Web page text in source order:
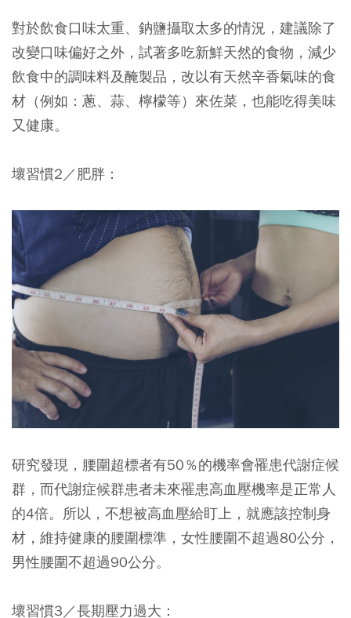
對於飲食口味太重、鈉鹽攝取太多的情況，建議除了
改變口味偏好之外，試著多吃新鮮天然的食物，減少
飲食中的調味料及醃製品，改以有天然辛香氣味的食
材（例如：蔥、蒜、檸檬等）來佐菜，也能吃得美味
又健康。
壞習慣2／肥胖：
研究發現，腰圍超標者有50％的機率會罹患代謝症候
群，而代謝症候群患者未來罹患高血壓機率是正常人
的4倍。所以，不想被高血壓給盯上，就應該控制身
材，維持健康的腰圍標準， 女性腰圍不超過80公分，
男性腰圍不超過90公分。
壞習慣3／長期壓力過大：